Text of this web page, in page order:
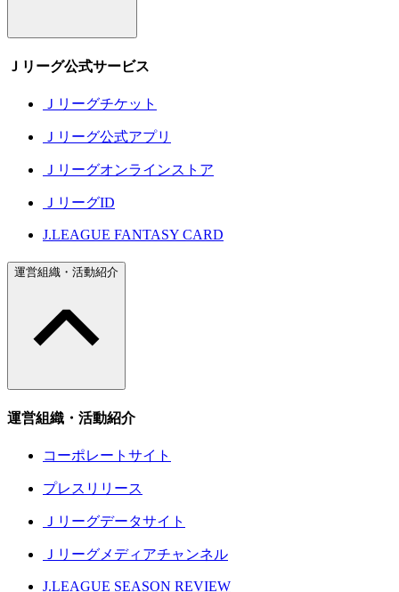
Ｊリーグ公式サービス
Ｊリーグチケット
Ｊリーグ公式アプリ
Ｊリーグオンラインストア
ＪリーグID
J.LEAGUE FANTASY CARD
運営組織・活動紹介
運営組織・活動紹介
コーポレートサイト
プレスリリース
Ｊリーグデータサイト
Ｊリーグメディアチャンネル
J.LEAGUE SEASON REVIEW